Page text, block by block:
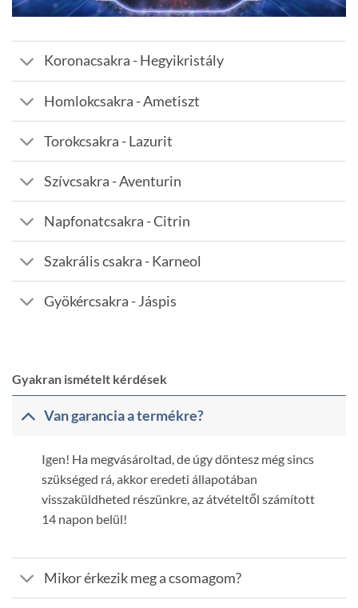
Koronacsakra - Hegyikristály
Homlokcsakra - Ametiszt
Torokcsakra - Lazurit
Szívcsakra - Aventurin
Napfonatcsakra - Citrin
Szakrális csakra - Karneol
Gyökércsakra - Jáspis
Gyakran ismételt kérdések
Van garancia a termékre?
Igen! Ha megvásároltad, de úgy döntesz még sincs
szükséged rá, akkor eredeti állapotában
visszaküldheted részünkre, az átvételtől számított
14 napon belül!
Mikor érkezik meg a csomagom?